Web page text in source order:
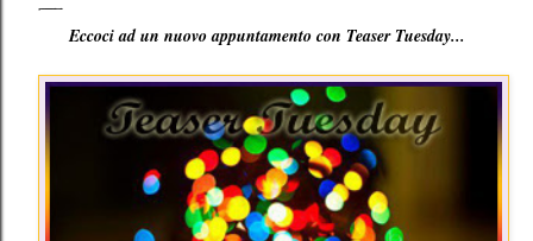
Eccoci ad un nuovo appuntamento con Teaser Tuesday...